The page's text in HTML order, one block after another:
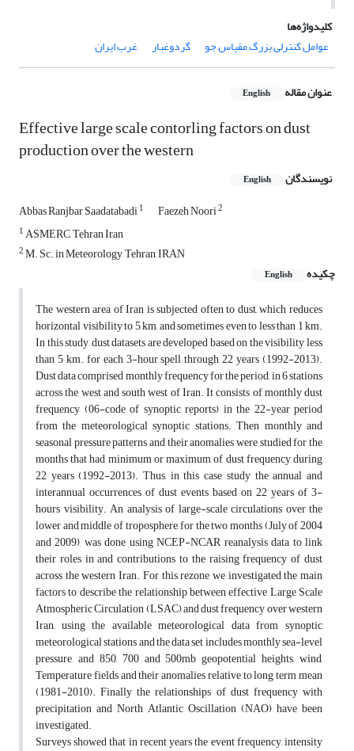
کلیدواژه‌ها
عوامل کنترلی بزرگ‌ مقیاس جو
گردوغبار غرب ایران
عنوان مقاله English
Effective large scale contorling factors on dust
production over the western
نویسندگان English
Abbas Ranjbar Saadatabadi1 Faezeh Noori2
1ASMERC, Tehran Iran
2M. Sc. in Meteorology, Tehran, IRAN
چکیده
English
The western area of Iran is subjected often to dust, which reduces
horizontal visibility to 5 km, and sometimes even to less than 1 km.
In this study, dust datasets are developed based on the visibility less
than 5 km. for each 3-hour spell through 22 years (1992-2013).
Dust data comprised monthly frequency for the period, in 6 stations
across the west and south west of Iran. It consists of monthly dust
frequency (06-code of synoptic reports) in the 22-year period
from the meteorological synoptic stations. Then monthly and
seasonal pressure patterns and their anomalies were studied for the
months that had minimum or maximum of dust frequency during
22 years (1992-2013). Thus, in this case study the annual and
interannual occurrences of dust events based on 22 years of 3-
hours visibility. An analysis of large-scale circulations over the
lower and middle of troposphere, for the two months (July of 2004
and 2009), was done using NCEP-NCAR reanalysis data to link
their roles in and contributions to the raising frequency of dust
across the western Iran. For this rezone we investigated the main
factors to describe the relationship between effective Large Scale
Atmospheric Circulation (LSAC) and dust frequency over western
Iran, using the available meteorological data from synoptic
meteorological stations and the data set includes monthly sea-level
pressure, and 850, 700 and 500mb geopotential heights, wind,
Temperature fields and their anomalies relative to long term mean
(1981-2010). Finally the relationships of dust frequency with
precipitation and North Atlantic Oscillation (NAO) have been
investigated.
Surveys showed that in recent years the event frequency, intensity